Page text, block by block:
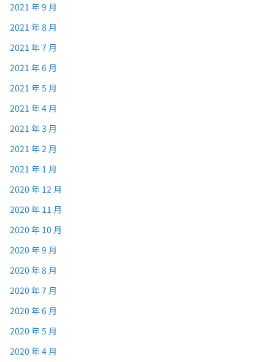
2021 年 9 月
2021 年 8 月
2021 年 7 月
2021 年 6 月
2021 年 5 月
2021 年 4 月
2021 年 3 月
2021 年 2 月
2021 年 1 月
2020 年 12 月
2020 年 11 月
2020 年 10 月
2020 年 9 月
2020 年 8 月
2020 年 7 月
2020 年 6 月
2020 年 5 月
2020 年 4 月